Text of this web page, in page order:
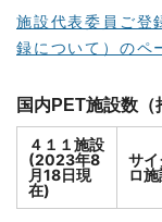
施設代表委員ご登
録について）のペ
国内PET施設数（
４１１施設
(2023年8
月18日現
在)
サイ
ロ